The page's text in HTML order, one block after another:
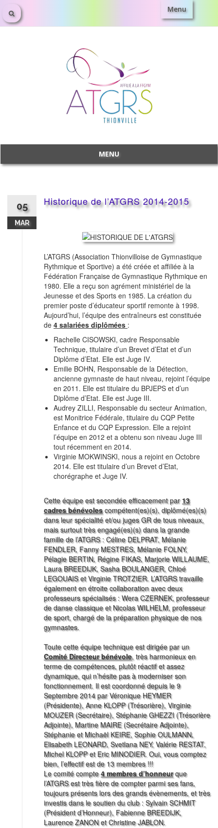
Menu
Aller
MENU
Aller
05
MAR
Historique de l’ATGRS 2014-2015
L’ATGRS (Association Thionvilloise de Gymnastique
Rythmique et Sportive) a été créée et affiliée à la
Fédération Française de Gymnastique Rythmique en
1980. Elle a reçu son agrément ministériel de la
Jeunesse et des Sports en 1985. La création du
premier poste d’éducateur sportif remonte à 1998.
Aujourd’hui, l’équipe des entraîneurs est constituée
de 4 salariées diplômées :
Rachelle CISOWSKI, cadre Responsable
Technique, titulaire d’un Brevet d’Etat et d’un
Diplôme d’Etat. Elle est Juge IV.
Emilie BOHN, Responsable de la Détection,
ancienne gymnaste de haut niveau, rejoint l’équipe
en 2011. Elle est titulaire du BPJEPS et d’un
Diplôme d’Etat. Elle est Juge III.
Audrey ZILLI, Responsable du secteur Animation,
est Monitrice Fédérale, titulaire du CQP Petite
Enfance et du CQP Expression. Elle a rejoint
l’équipe en 2012 et a obtenu son niveau Juge III
tout récemment en 2014.
Virginie MOKWINSKI, nous a rejoint en Octobre
2014. Elle est titulaire d’un Brevet d’Etat,
chorégraphe et Juge IV.
Cette équipe est secondée efficacement par13
cadres bénévolescompétent(es)(s), diplômé(es)(s)
dans leur spécialité et/ou juges GR de tous niveaux,
mais surtout très engagé(es)(s) dans la grande
famille de l’ATGRS : Céline DELPRAT, Mélanie
FENDLER, Fanny MESTRES, Mélanie FOLNY,
Pélagie BERTIN, Régine FIKAS, Marjorie WILLAUME,
Laura BREEDIJK, Sasha BOULANGER, Chloé
LEGOUAIS et Virginie TROTZIER. L’ATGRS travaille
également en étroite collaboration avec deux
professeurs spécialisés : Wera CZERNEK, professeur
de danse classique et Nicolas WILHELM, professeur
de sport, chargé de la préparation physique de nos
gymnastes.
Toute cette équipe technique est dirigée par un
Comité Directeur bénévole, très harmonieux en
terme de compétences, plutôt réactif et assez
dynamique, qui n’hésite pas à moderniser son
fonctionnement. Il est coordonné depuis le 9
Septembre 2014 par Véronique HEYMER
(Présidente), Anne KLOPP (Trésorière), Virginie
MOUZER (Secrétaire), Stéphanie GHEZZI (Trésorière
Adjointe), Martine MAIRE (Secrétaire Adjointe),
Stéphanie et Michaël KEIRE, Sophie OULMANN,
Elisabeth LEONARD, Svetlana NEY, Valérie RESTAT,
Michel KLOPP et Eric MINODIER. Oui, vous comptez
bien, l’effectif est de 13 membres !!!
Le comité compte4 membres d’honneurque
l’ATGRS est très fière de compter parmi ses fans,
toujours présents lors des grands évènements, et très
investis dans le soutien du club : Sylvain SCHMIT
(Président d’Honneur), Fabienne BREEDIJK,
Laurence ZANON et Christine JABLON.